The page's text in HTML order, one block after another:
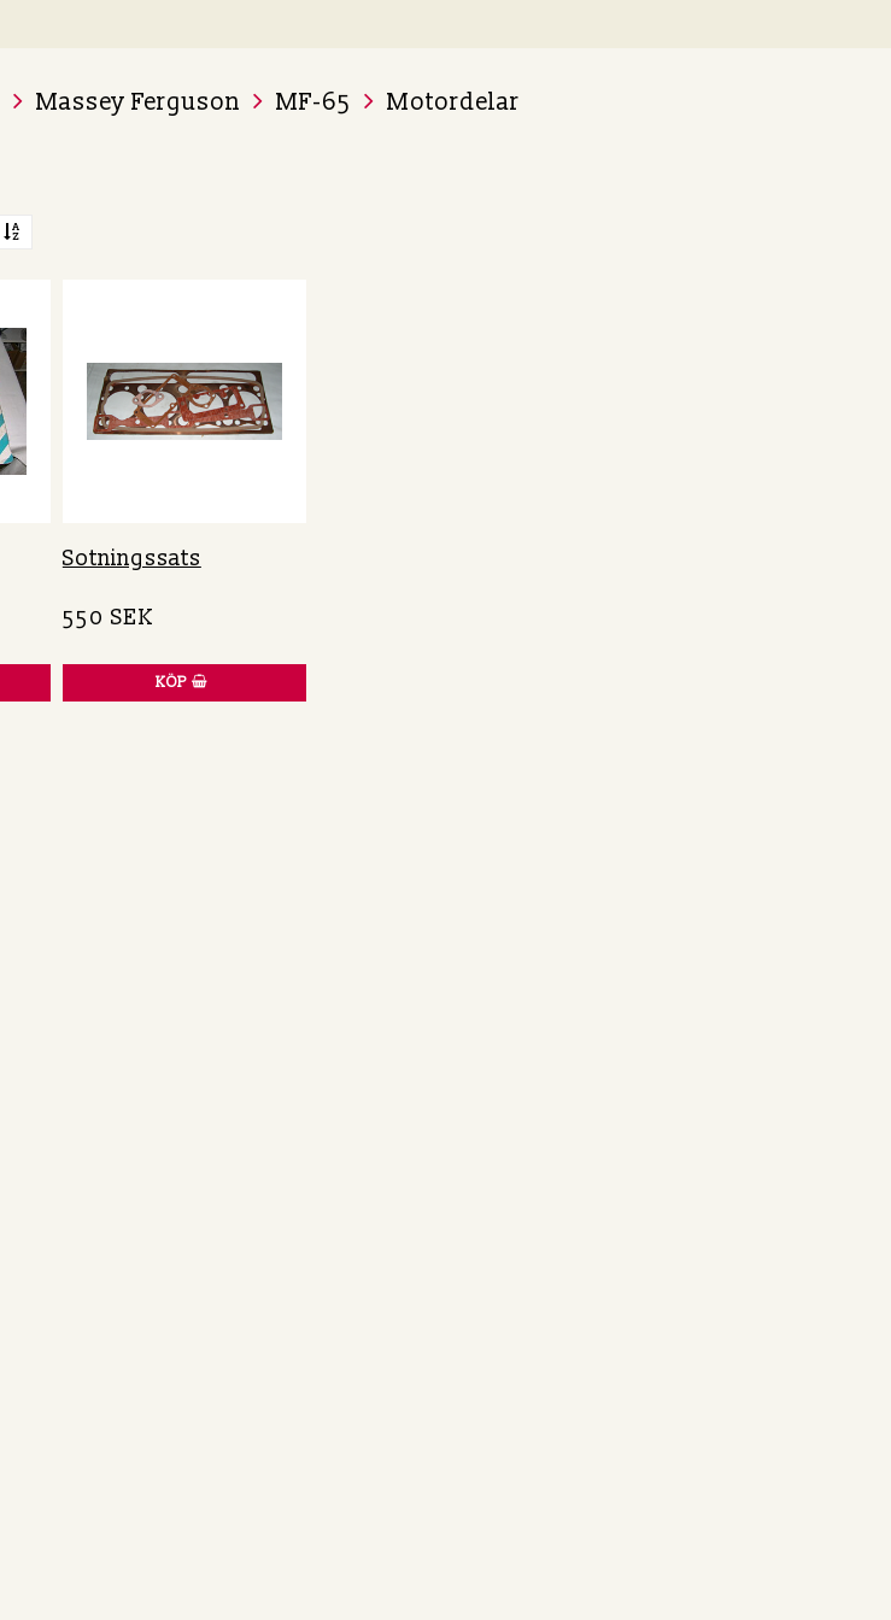
Massey Ferguson MF-65 Motordelar
Sotningssats
550 SEK
KÖP